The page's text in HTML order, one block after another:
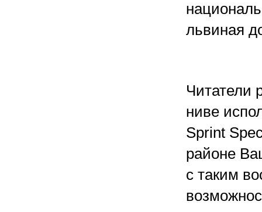
львиная
Читатели
ниве
Sprint
районе
с таким